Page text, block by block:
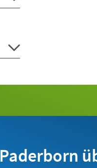
Paderborn